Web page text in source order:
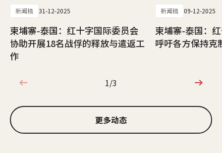
新闻稿 31-12-2025
柬埔寨-泰国：红十字国际委员会
协助开展18名战俘的释放与遣返工
作
新闻稿 09-12-2025
柬埔寨-泰国：
呼吁各方保持克
1/3
1/3
更多动态